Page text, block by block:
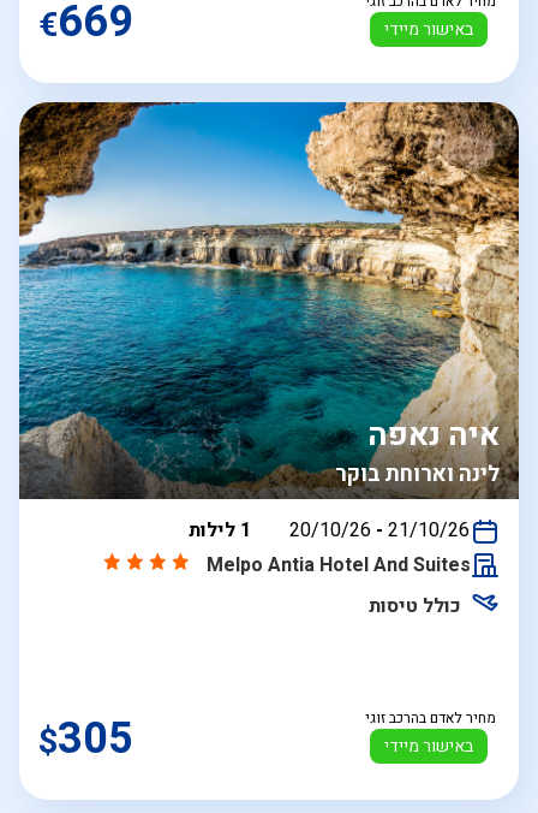
באישור מיידי €669
לינה וארוחת בוקר
איה נאפה
בין
20/10/26 - 21/10/26
1 לילות
Melpo Antia Hotel And Suites
כולל טיסות
באישור מיידי
מחיר לאדם בהרכב זוגי $305